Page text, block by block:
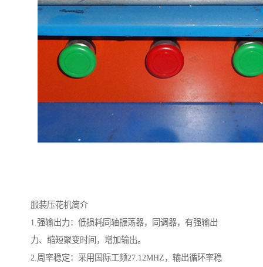
服装压花机简介
1.强输出力：低损耗同轴振荡器，同调器，有强输出
力、缩短聚变时间，增加输出。
2.周率稳定：采用国际工频27.12MHZ，输出循环率稳